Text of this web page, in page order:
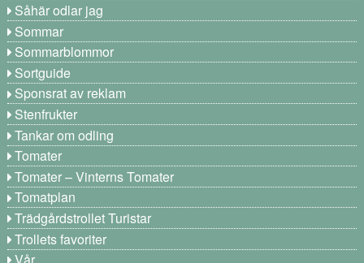
Såhär odlar jag
Sommar
Sommarblommor
Sortguide
Sponsrat av reklam
Stenfrukter
Tankar om odling
Tomater
Tomater – Vinterns Tomater
Tomatplan
Trädgårdstrollet Turistar
Trollets favoriter